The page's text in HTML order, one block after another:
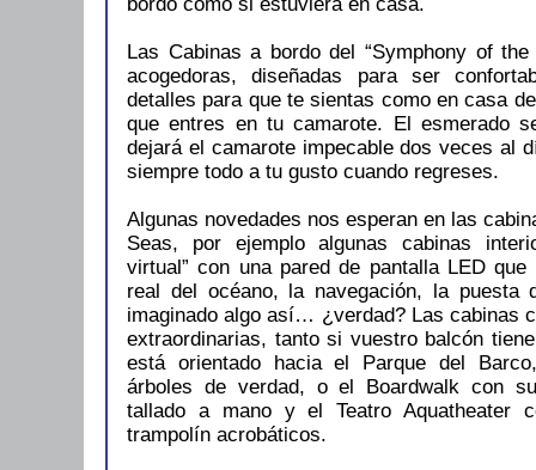
Las Cabinas a bordo del “Symphony of
acogedoras, diseñadas para ser
detalles para que te sientas como en casa
que entres en tu camarote. El esmerado
dejará el camarote impecable dos veces al
siempre todo a tu gusto cuando regreses.
Algunas novedades nos esperan en las
Seas, por ejemplo algunas cabinas
virtual” con una pared de pantalla LED
real del océano, la navegación, la
imaginado algo así… ¿verdad? Las cabinas
extraordinarias, tanto si vuestro balcón
está orientado hacia el Parque del
árboles de verdad, o el Boardwalk con
tallado a mano y el Teatro Aquatheater
trampolín acrobáticos.